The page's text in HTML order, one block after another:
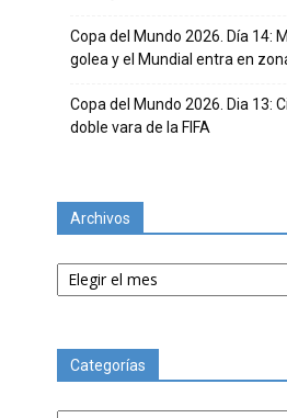
Copa del Mundo 2026. Día 14:
golea y el Mundial entra en
Copa del Mundo 2026. Dia 13:
doble vara de la FIFA
Archivos
Archivos
Categorías
Categorías